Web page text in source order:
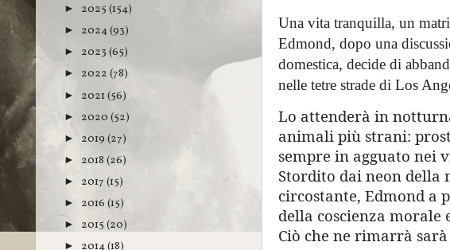
Una vita tranquilla, un
Edmond, dopo una
domestica, decide di
nelle tetre strade di Los
Lo attenderà in
animali più strani:
sempre in agguato nei
Stordito dai neon della
circostante, Edmond a
della coscienza morale
Ciò che ne rimarrà
► 2025 (154)
► 2024(93)
► 2023 (65)
► 2022 (78)
► 2021 (56)
► 2020 (52)
► 2019 (27)
► 2018 (26)
► 2017 (15)
► 2016 (15)
► 2015 (20)
► 2014(18)